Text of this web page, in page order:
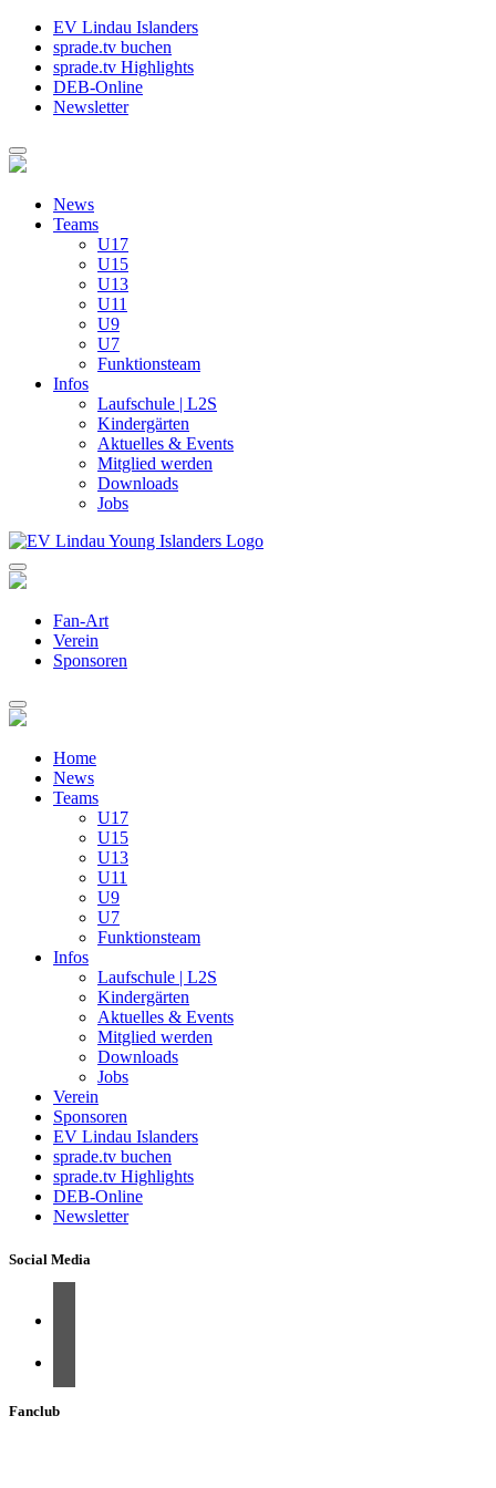
EV Lindau Islanders
sprade.tv buchen
sprade.tv Highlights
DEB-Online
Newsletter
News
Teams
U17
U15
U13
U11
U9
U7
Funktionsteam
Infos
Laufschule | L2S
Kindergärten
Aktuelles & Events
Mitglied werden
Downloads
Jobs
Fan-Art
Verein
Sponsoren
Home
News
Teams
U17
U15
U13
U11
U9
U7
Funktionsteam
Infos
Laufschule | L2S
Kindergärten
Aktuelles & Events
Mitglied werden
Downloads
Jobs
Verein
Sponsoren
EV Lindau Islanders
sprade.tv buchen
sprade.tv Highlights
DEB-Online
Newsletter
Social Media
Fanclub